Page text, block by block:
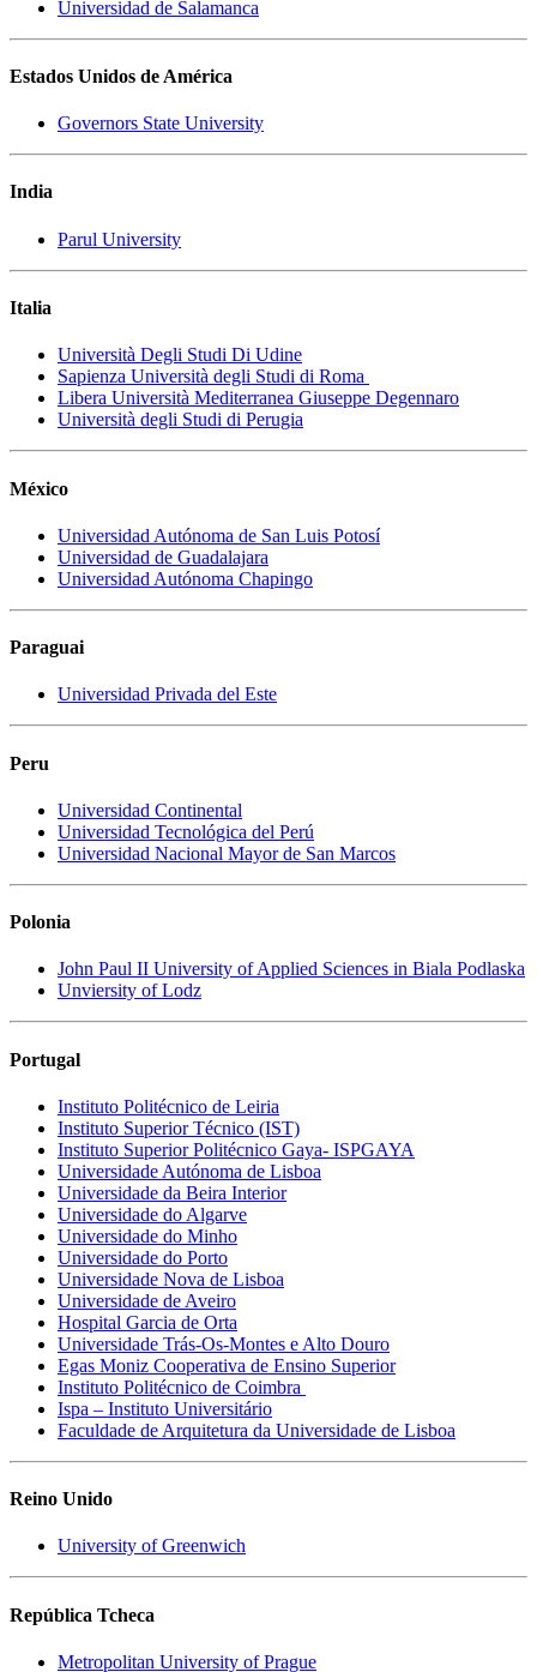
Universidad de Salamanca
Estados Unidos de América
Governors State University
India
Parul University
Italia
Università Degli Studi Di Udine
Sapienza Università degli Studi di Roma
Libera Università Mediterranea Giuseppe Degennaro
Università degli Studi di Perugia
México
Universidad Autónoma de San Luis Potosí
Universidad de Guadalajara
Universidad Autónoma Chapingo
Paraguai
Universidad Privada del Este
Peru
Universidad Continental
Universidad Tecnológica del Perú
Universidad Nacional Mayor de San Marcos
Polonia
John Paul II University of Applied Sciences in Biala Podlaska
Unviersity of Lodz
Portugal
Instituto Politécnico de Leiria
Instituto Superior Técnico (IST)
Instituto Superior Politécnico Gaya- ISPGAYA
Universidade Autónoma de Lisboa
Universidade da Beira Interior
Universidade do Algarve
Universidade do Minho
Universidade do Porto
Universidade Nova de Lisboa
Universidade de Aveiro
Hospital Garcia de Orta
Universidade Trás-Os-Montes e Alto Douro
Egas Moniz Cooperativa de Ensino Superior
Instituto Politécnico de Coimbra
Ispa – Instituto Universitário
Faculdade de Arquitetura da Universidade de Lisboa
Reino Unido
University of Greenwich
República Tcheca
Metropolitan University of Prague